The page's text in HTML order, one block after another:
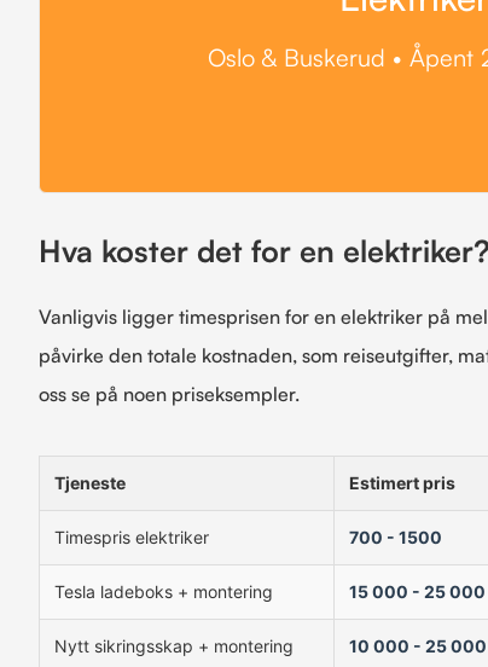
Oslo & Buskerud •
Hva koster det for en elektriker?
Vanligvis ligger timesprisen for en elektriker på
påvirke den totale kostnaden, som reiseutgifter,
oss se på noen priseksempler.
Tjeneste Estimert pris
Timespris elektriker 700 - 1500
Tesla ladeboks + montering 15 000 - 25 000
Nytt sikringsskap + montering 10 000 - 25 000